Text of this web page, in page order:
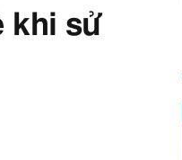
khi sử